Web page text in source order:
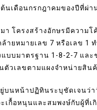
นเดือนกรกฎาคมของปีที่ผ่า
โครงสร้างอักษรมีความโ
ยหมายเลข 7 หรือเลข 1
บมาตรฐาน 1-8-2-7 และ
ตัวเลขตามแผงจำหน่ายสิน
บนหน้าปฏิทินระบุชัดเจนว่
เกื้อหนุนและสมพงษ์กับผู้ที่เ